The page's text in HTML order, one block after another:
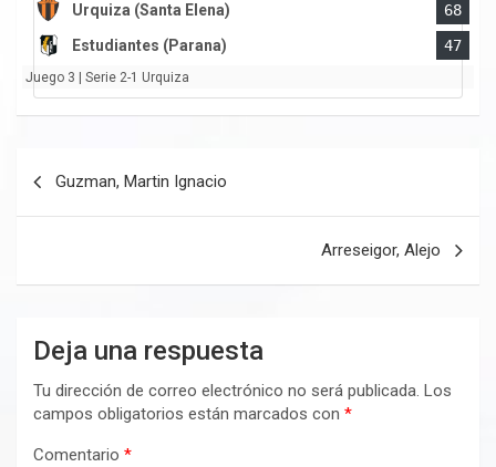
Urquiza (Santa Elena)
68
Estudiantes (Parana)
47
Juego 3 | Serie 2-1 Urquiza
Guzman, Martin Ignacio
Arreseigor, Alejo
Deja una respuesta
Tu dirección de correo electrónico no será publicada. Los
campos obligatorios están marcados con *
Comentario *